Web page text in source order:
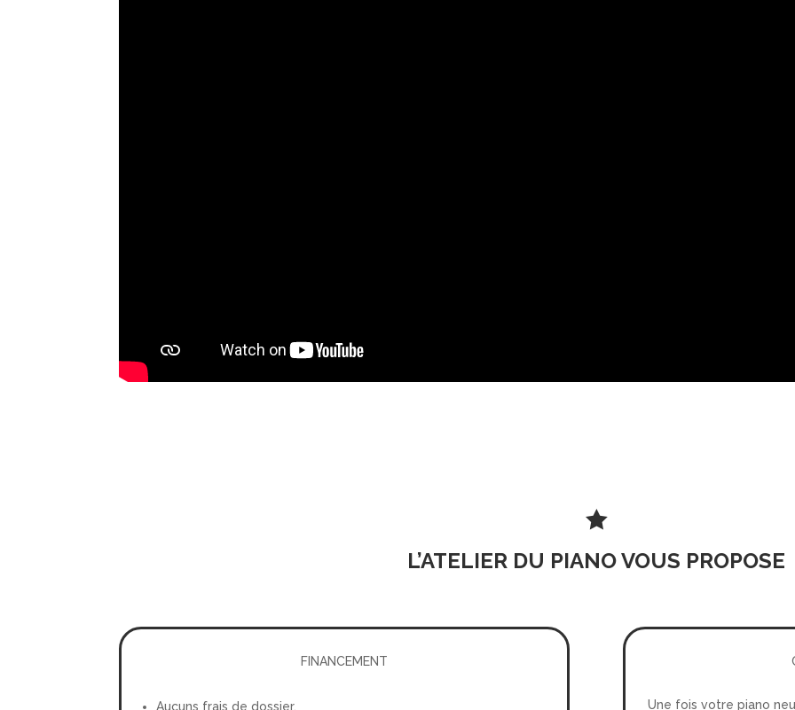

L’ATELIER DU PIANO VOUS PROPOSE
FINANCEMENT
Aucuns frais de dossier. Une fois votre piano